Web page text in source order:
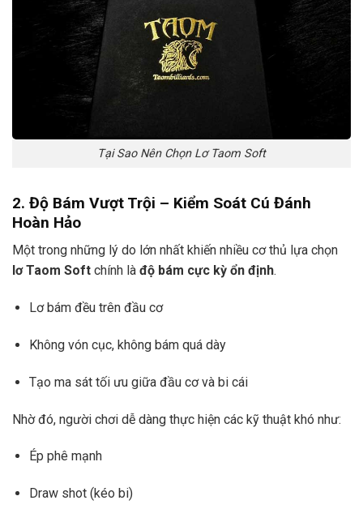
Tại Sao Nên Chọn Lơ Taom Soft
2. Độ Bám Vượt Trội – Kiểm Soát Cú Đánh
Hoàn Hảo
Một trong những lý do lớn nhất khiến nhiều cơ thủ lựa chọn
lơ Taom Soft chính là độ bám cực kỳ ổn định.
Lơ bám đều trên đầu cơ
Không vón cục, không bám quá dày
Tạo ma sát tối ưu giữa đầu cơ và bi cái
Nhờ đó, người chơi dễ dàng thực hiện các kỹ thuật khó như:
Ép phê mạnh
Draw shot (kéo bi)